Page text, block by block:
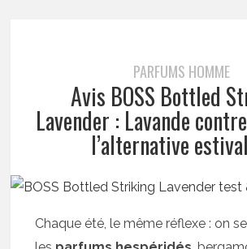
PARFUMS HOMME
Avis BOSS Bottled
Lavender : Lavande
l’alternative
Chaque été, le même réflexe : on